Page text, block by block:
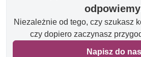
Niezależnie od tego, czy szukasz
czy dopiero zaczynasz
Napisz do nas